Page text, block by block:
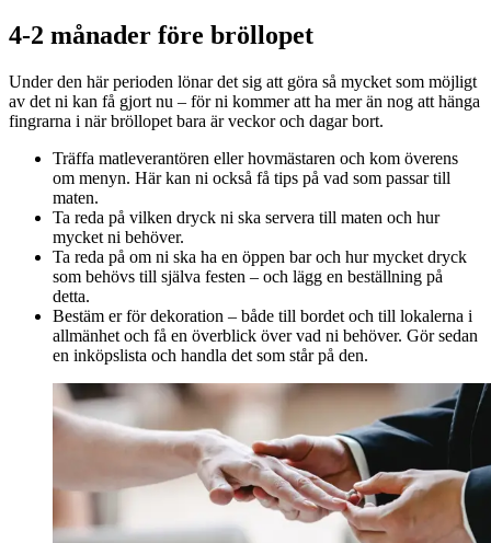
4-2 månader före bröllopet
Under den här perioden lönar det sig att göra så mycket som möjligt
av det ni kan få gjort nu – för ni kommer att ha mer än nog att hänga
fingrarna i när bröllopet bara är veckor och dagar bort.
Träffa matleverantören eller hovmästaren och kom överens
om menyn. Här kan ni också få tips på vad som passar till
maten.
Ta reda på vilken dryck ni ska servera till maten och hur
mycket ni behöver.
Ta reda på om ni ska ha en öppen bar och hur mycket dryck
som behövs till själva festen – och lägg en beställning på
detta.
Bestäm er för dekoration – både till bordet och till lokalerna i
allmänhet och få en överblick över vad ni behöver. Gör sedan
en inköpslista och handla det som står på den.